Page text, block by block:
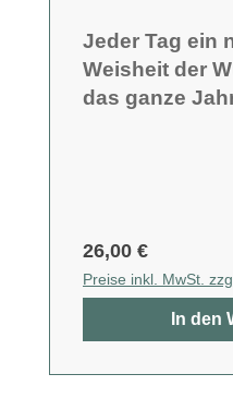
Jeder Tag ein
Weisheit der
das ganze
26,00 €
Preise inkl. MwSt.
In den